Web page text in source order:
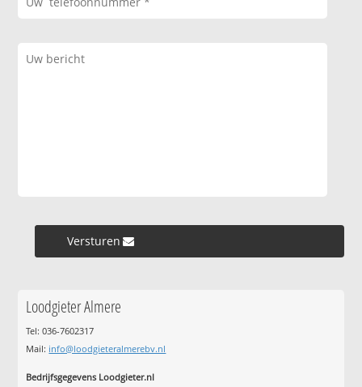
Versturen »
Loodgieter Almere
Tel: 036-7602317
Mail: info@loodgieteralmerebv.nl
Bedrijfsgegevens Loodgieter.nl